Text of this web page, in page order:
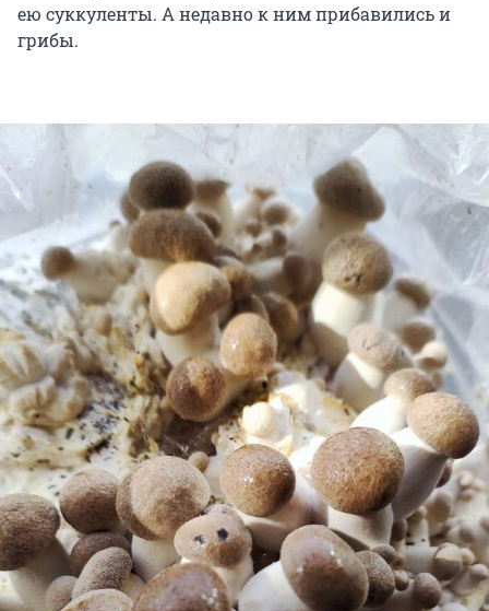
ею суккуленты. А недавно к ним прибавились и
грибы.